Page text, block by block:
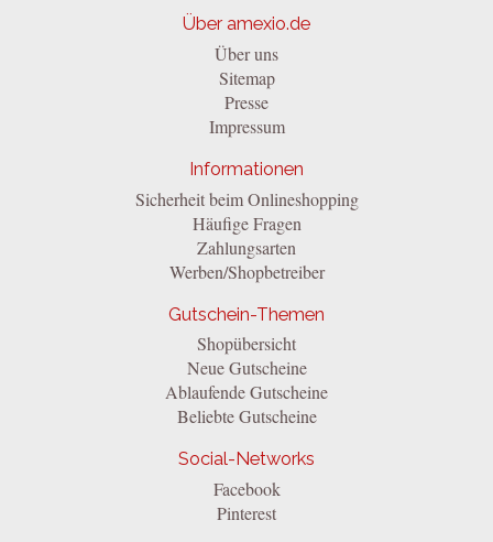
Über amexio.de
Über uns
Sitemap
Presse
Impressum
Informationen
Sicherheit beim Onlineshopping
Häufige Fragen
Zahlungsarten
Werben/Shopbetreiber
Gutschein-Themen
Shopübersicht
Neue Gutscheine
Ablaufende Gutscheine
Beliebte Gutscheine
Social-Networks
Facebook
Pinterest